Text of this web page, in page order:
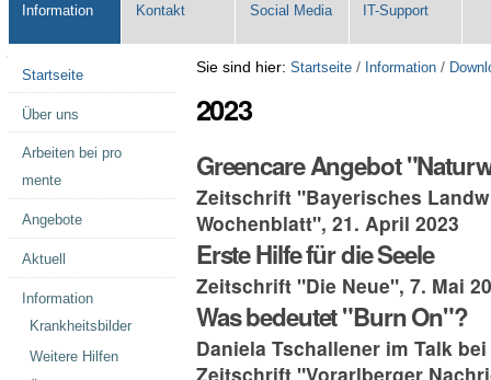
Information Kontakt Social Media IT-Support
Sie sind hier: Startseite / Information /
2023
Greencare Angebot
Zeitschrift "Bayerisches
Wochenblatt", 21. April 2023
Erste Hilfe für die Seele
Zeitschrift "Die Neue", 7. Mai
Was bedeutet "Burn On"?
Daniela Tschallener im Talk
Zeitschrift "Vorarlberger
Startseite
Über uns
Arbeiten bei pro
mente
Angebote
Aktuell
Information
Krankheitsbilder
Weitere Hilfen